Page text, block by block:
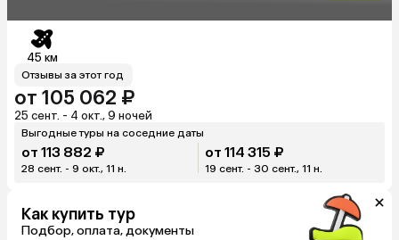
45 км
Отзывы за этот год
от 105 062 ₽
25 сент. - 4 окт., 9 ночей
Выгодные туры на соседние даты
от 113 882 ₽
28 сент. - 9 окт., 11 н.
от 114 315 ₽
19 сент. - 30 сент., 11 н.
Как купить тур
Подбор, оплата, документы